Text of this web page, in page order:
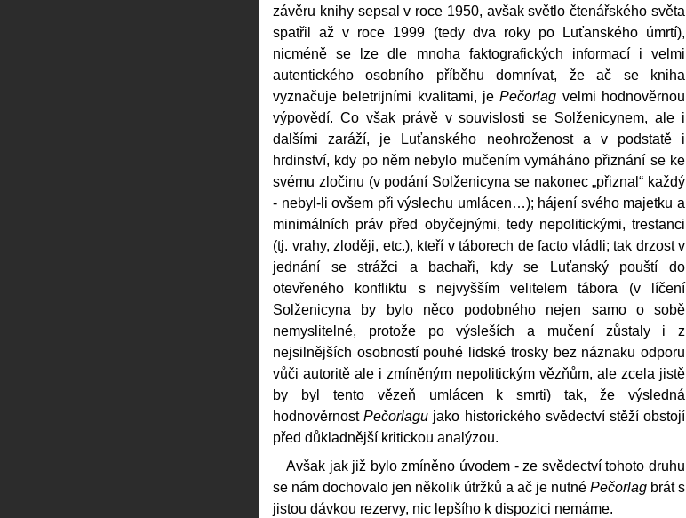
závěru knihy sepsal v roce 1950, avšak světlo čtenářského světa
spatřil až v roce 1999 (tedy dva roky po Luťanského úmrtí),
nicméně se lze dle mnoha faktografických informací i velmi
autentického osobního příběhu domnívat, že ač se kniha
vyznačuje beletrijními kvalitami, jePečorlag velmi hodnověrnou
výpovědí. Co však právě v souvislosti se Solženicynem, ale i
dalšími zaráží, je Luťanského neohroženost a v podstatě i
hrdinství, kdy po něm nebylo mučením vymáháno přiznání se ke
svému zločinu (v podání Solženicyna se nakonec „přiznal“ každý
- nebyl-li ovšem při výslechu umlácen…); hájení svého majetku a
minimálních práv před obyčejnými, tedy nepolitickými, trestanci
(tj. vrahy, zloději, etc.), kteří v táborech de facto vládli; tak drzost v
jednání se strážci a bachaři, kdy se Luťanský pouští do
otevřeného konfliktu s nejvyšším velitelem tábora (v líčení
Solženicyna by bylo něco podobného nejen samo o sobě
nemyslitelné, protože po výsleších a mučení zůstaly i z
nejsilnějších osobností pouhé lidské trosky bez náznaku odporu
vůči autoritě ale i zmíněným nepolitickým vězňům, ale zcela jistě
by byl tento vězeň umlácen k smrti) tak, že výsledná
hodnověrnostPečorlagu jako historického svědectví stěží obstojí
před důkladnější kritickou analýzou.
Avšak jak již bylo zmíněno úvodem - ze svědectví tohoto druhu
se nám dochovalo jen několik útržků a ač je nutné Pečorlag brát s
jistou dávkou rezervy, nic lepšího k dispozici nemáme.